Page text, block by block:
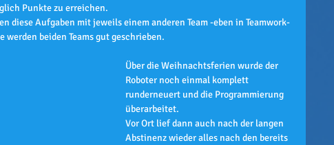
Punkte zu erreichen.
diese Aufgaben mit jeweils einem anderen Team -eben in Teamwork-
beiden Teams gut geschrieben.
Über die Weihnachtsferien wurde der
Roboter noch einmal komplett
runderneuert und die Programmierung
überarbeitet.
Vor Ort lief dann auch nach der langen
Abstinenz wieder alles nach den bereits